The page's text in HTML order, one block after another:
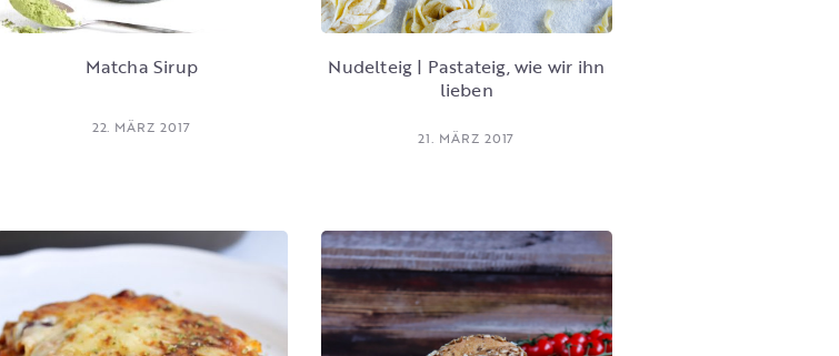
Matcha Sirup
22. MÄRZ 2017
Nudelteig | Pastateig, wie wir ihn
lieben
21. MÄRZ 2017